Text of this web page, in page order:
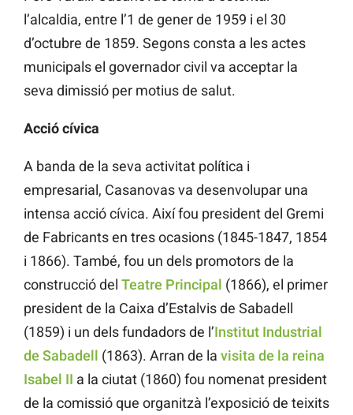
l’alcaldia, entre l’1 de gener de 1959 i el 30
d’octubre de 1859. Segons consta a les actes
municipals el governador civil va acceptar la
seva dimissió per motius de salut.
Acció cívica
A banda de la seva activitat política i
empresarial, Casanovas va desenvolupar una
intensa acció cívica. Així fou president del Gremi
de Fabricants en tres ocasions (1845-1847, 1854
i 1866). També, fou un dels promotors de la
construcció del Teatre Principal (1866), el primer
president de la Caixa d’Estalvis de Sabadell
(1859) i un dels fundadors de l’Institut Industrial
de Sabadell (1863). Arran de la visita de la reina
Isabel II a la ciutat (1860) fou nomenat president
de la comissió que organitzà l’exposició de teixits